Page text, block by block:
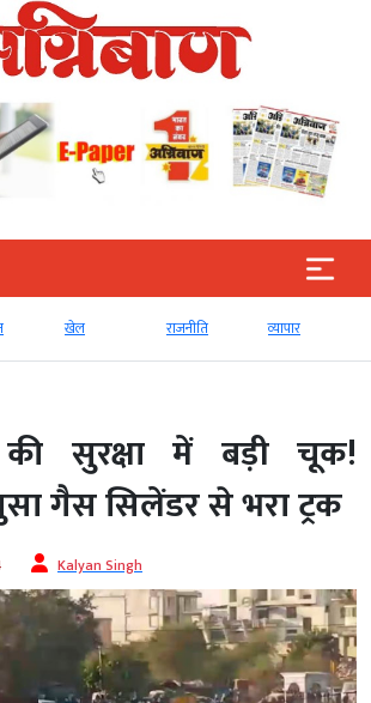
खेल राजनीति व्‍यापार
की सुरक्षा में बड़ी चूक!
गैस सिलेंडर से भरा ट्रक
Kalyan Singh